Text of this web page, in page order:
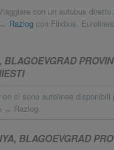
con un autobus diretto
↔ Razlog con Flixbus,
BLAGOEVGRAD
ci sono autolinee disponibili
↔ Razlog.
BLAGOEVGRAD